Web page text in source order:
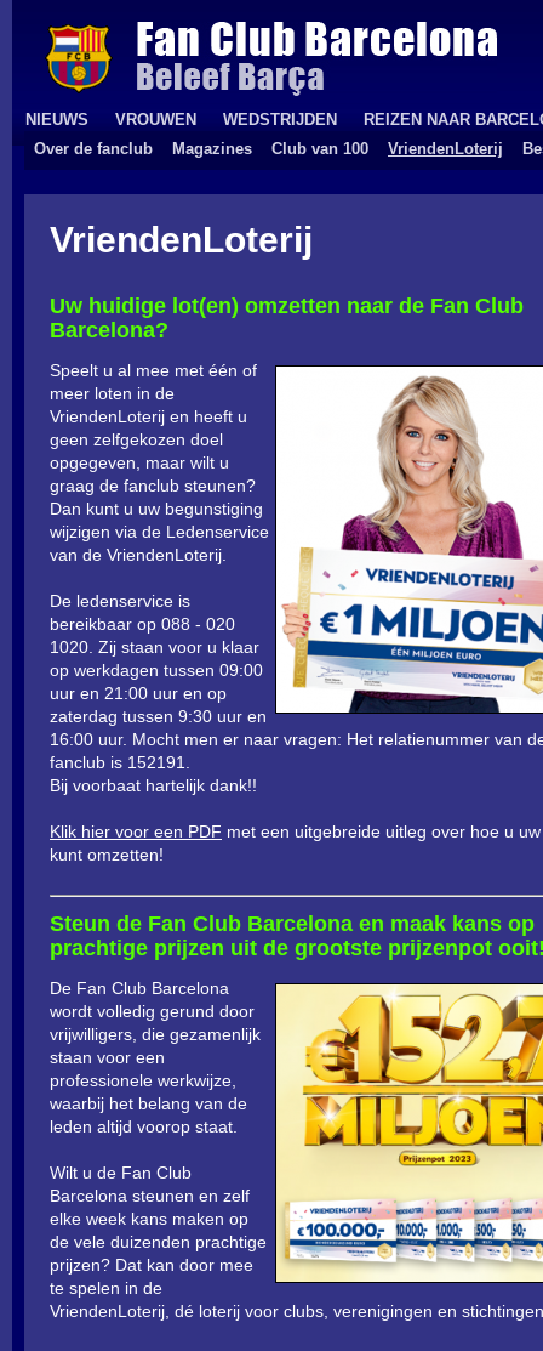
NIEUWS VROUWEN WEDSTRIJDEN
REIZEN NAAR
Over de fanclub
Magazines Club van 100 VriendenLoterij
VriendenLoterij
Uw huidige lot(en) omzetten naar de Fan Club
Barcelona?
Speelt u al mee met één of
meer loten in de
VriendenLoterij en heeft u
geen zelfgekozen doel
opgegeven, maar wilt u
graag de fanclub steunen?
Dan kunt u uw begunstiging
wijzigen via de Ledenservice
van de VriendenLoterij.
De ledenservice is
bereikbaar op 088 - 020
1020. Zij staan voor u klaar
op werkdagen tussen 09:00
uur en 21:00 uur en op
zaterdag tussen 9:30 uur en
16:00 uur. Mocht men er naar vragen: Het relatienummer van
fanclub is 152191.
Bij voorbaat hartelijk dank!!
Klik hier voor een PDF met een uitgebreide uitleg over hoe u
kunt omzetten!
Steun de Fan Club Barcelona en maak kans op
prachtige prijzen uit de grootste prijzenpot
De Fan Club Barcelona
wordt volledig gerund door
vrijwilligers, die gezamenlijk
staan voor een
professionele werkwijze,
waarbij het belang van de
leden altijd voorop staat.
Wilt u de Fan Club
Barcelona steunen en zelf
elke week kans maken op
de vele duizenden prachtige
prijzen? Dat kan door mee
te spelen in de
VriendenLoterij, dé loterij voor clubs, verenigingen en